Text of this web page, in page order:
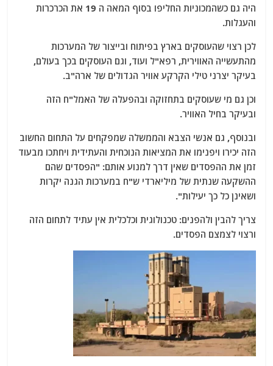
היה גם כשהמכוניות החליפו בסוף המאה ה 19 את הכרכרות
והעגלות.
לכן רצוי שהעוסקים בארץ בפיתוח ובייצור של המערכות
מהתעשייה האווירית, רפא"ל ועוד, וגם העוסקים בכך בעולם,
בעיקר יצרני טילי הקרקע אוויר הגדולים של ארה"ב.
וכן גם מי שעוסקים בתחזוקה ובהפעלה של האמל"ח הזה
ובעיקר בחיל האוויר.
ובנוסף, גם אנשי הצבא והממשלה שמפקחים על התחום החשוב
הזה יכירו ויפנימו את המציאות הנוכחית והעתידית ויחתכו מבעוד
זמן את ההפסדים שאין דרך למנוע אותם: "הפסדים שהם
ההשקעה שנתית של מיליארדי ש"ח במערכות הגנה יקרות
ושאינן כל כך יעילות".
צריך להבין ולהפנים: טכנולוגית וכלכלית אין עתיד לתחום הזה
ורצוי לצמצם הפסדים.